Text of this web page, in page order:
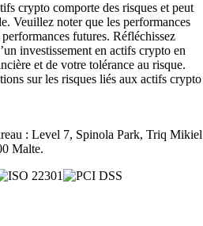
crypto comporte des risques et peut
Veuillez noter que les performances
performances futures. Réfléchissez
investissement en actifs crypto en
et de votre tolérance au risque.
sur les risques liés aux actifs crypto
: Level 7, Spinola Park, Triq Mikiel
Malte.